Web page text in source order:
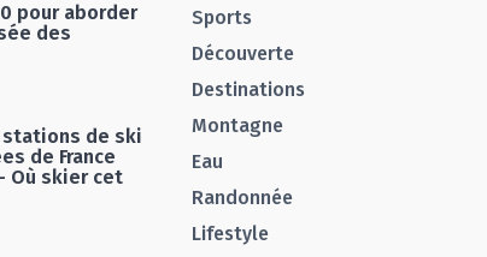
pour aborder
des
stations de ski
de France
Où skier cet
Sports
Découverte
Destinations
Montagne
Eau
Randonnée
Lifestyle